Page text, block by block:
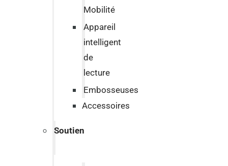
Mobilité
Appareil
intelligent
de
lecture
Embosseuses
Accessoires
Soutien